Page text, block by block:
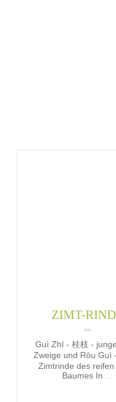
ZIMT-
Guì Zhī - 桂枝 - junge
Zweige und Ròu Guì -
Zimtrinde des reifen
Baumes In